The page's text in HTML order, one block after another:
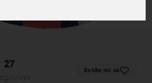
27 Sviđa mi se